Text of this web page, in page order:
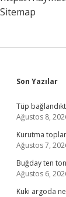
Sitemap
Son Yazılar
Tüp
Ağustos 8,
Kurutma
Ağustos 7,
Buğday ten
Ağustos 6,
Kuki argoda